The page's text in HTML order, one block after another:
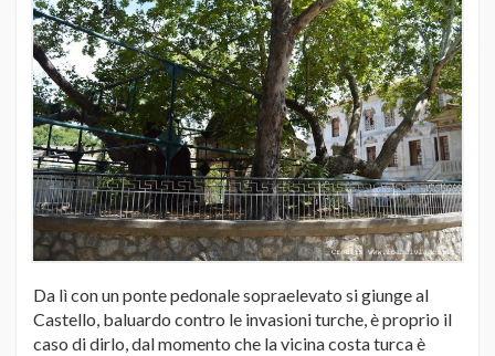
Da lì con un ponte pedonale sopraelevato si giunge al
Castello, baluardo contro le invasioni turche, è proprio il
caso di dirlo, dal momento che la vicina costa turca è